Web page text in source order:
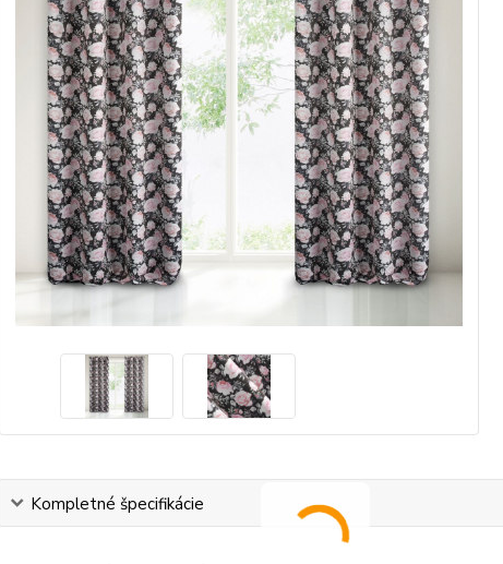
Kompletné špecifikácie